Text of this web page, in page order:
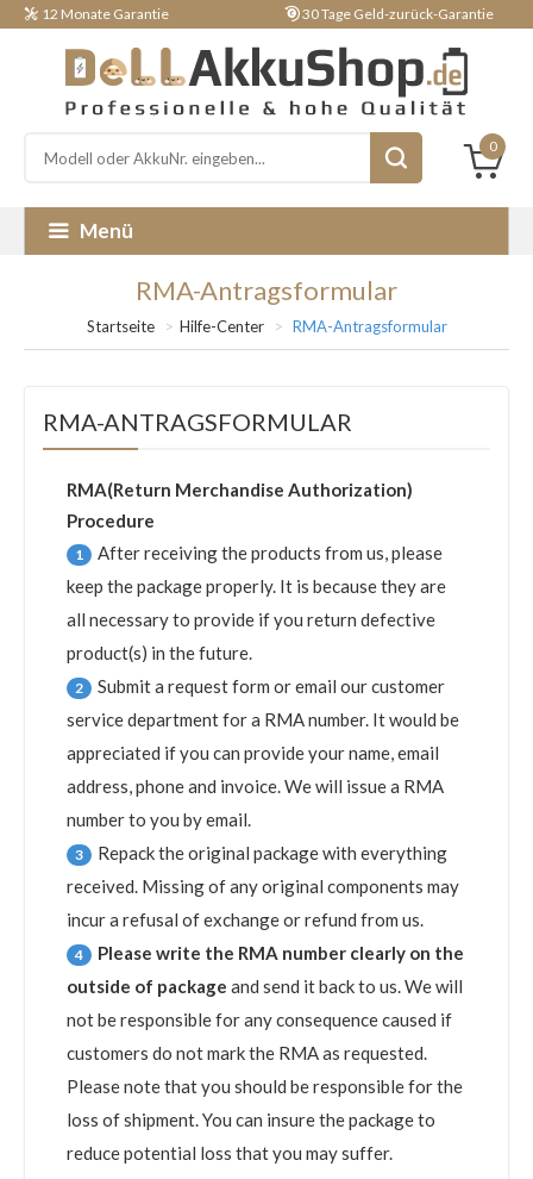
12 Monate Garantie 30 Tage Geld-zurück-Garantie
0
Menü
RMA-Antragsformular
Startseite Hilfe-Center RMA-Antragsformular
RMA-ANTRAGSFORMULAR
RMA(Return Merchandise Authorization)
Procedure
1
After receiving the products from us, please
keep the package properly. It is because they are
all necessary to provide if you return defective
product(s) in the future.
2
Submit a request form or email our customer
service department for a RMA number. It would be
appreciated if you can provide your name, email
address, phone and invoice. We will issue a RMA
number to you by email.
3
Repack the original package with everything
received. Missing of any original components may
incur a refusal of exchange or refund from us.
4
Please write the RMA number clearly on the
outside of package and send it back to us. We will
not be responsible for any consequence caused if
customers do not mark the RMA as requested.
Please note that you should be responsible for the
loss of shipment. You can insure the package to
reduce potential loss that you may suffer.